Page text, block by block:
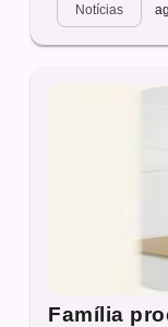
Notícias
Família